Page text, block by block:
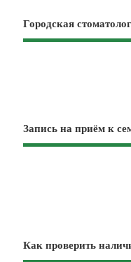
Городская
Запись на приём к
Как проверить